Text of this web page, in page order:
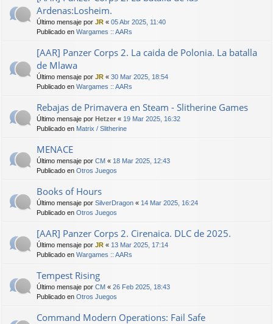
Ardenas:Losheim.
Último mensaje por JR « 05 Abr 2025, 11:40
Publicado en Wargames :: AARs
[AAR] Panzer Corps 2. La caida de Polonia. La batalla
de Mlawa
Último mensaje por JR « 30 Mar 2025, 18:54
Publicado en Wargames :: AARs
Rebajas de Primavera en Steam - Slitherine Games
Último mensaje por Hetzer « 19 Mar 2025, 16:32
Publicado en Matrix / Slitherine
MENACE
Último mensaje por CM « 18 Mar 2025, 12:43
Publicado en Otros Juegos
Books of Hours
Último mensaje por SilverDragon « 14 Mar 2025, 16:24
Publicado en Otros Juegos
[AAR] Panzer Corps 2. Cirenaica. DLC de 2025.
Último mensaje por JR « 13 Mar 2025, 17:14
Publicado en Wargames :: AARs
Tempest Rising
Último mensaje por CM « 26 Feb 2025, 18:43
Publicado en Otros Juegos
Command Modern Operations: Fail Safe